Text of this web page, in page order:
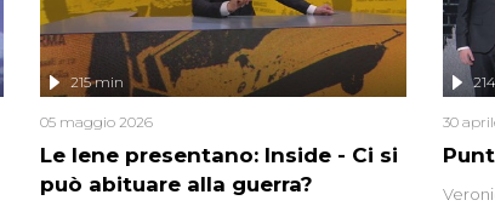
Le Iene presentano: Inside - Ci si
può abituare alla guerra?
215 min
05 maggio 2026 30